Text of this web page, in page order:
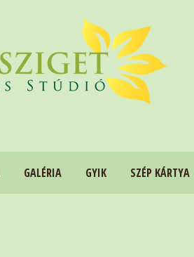
GALÉRIA GYIK SZÉP KÁRTYA